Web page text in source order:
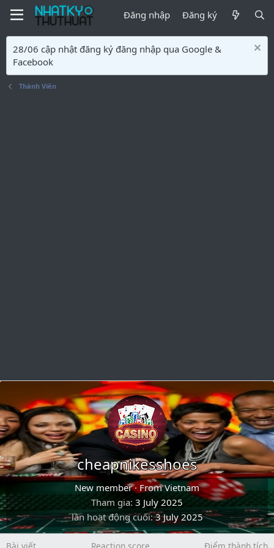
Đăng nhập Đăng ký
28/06 cập nhật đăng ký đăng nhập qua Google &
Facebook
Thành Viên
cheapnikesshoes
New member · FromVietnam
Tham gia 3 July 2025
lần hoạt động cuối 3 July 2025